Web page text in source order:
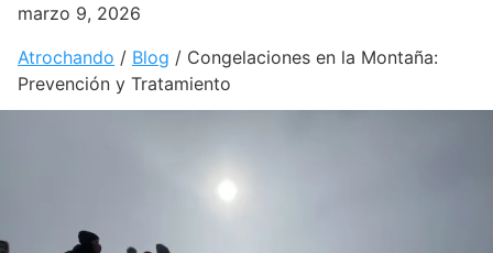
marzo 9, 2026
Atrochando / Blog / Congelaciones en la Montaña:
Prevención y Tratamiento